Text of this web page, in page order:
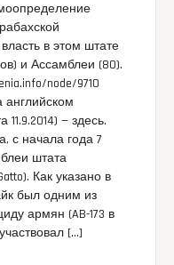
в этом штате
и Ассамблеи (80).
node/9710
английском
— здесь.
с начала года 7
штата
Как указано в
был одним из
армян (AB-173 в
[…]